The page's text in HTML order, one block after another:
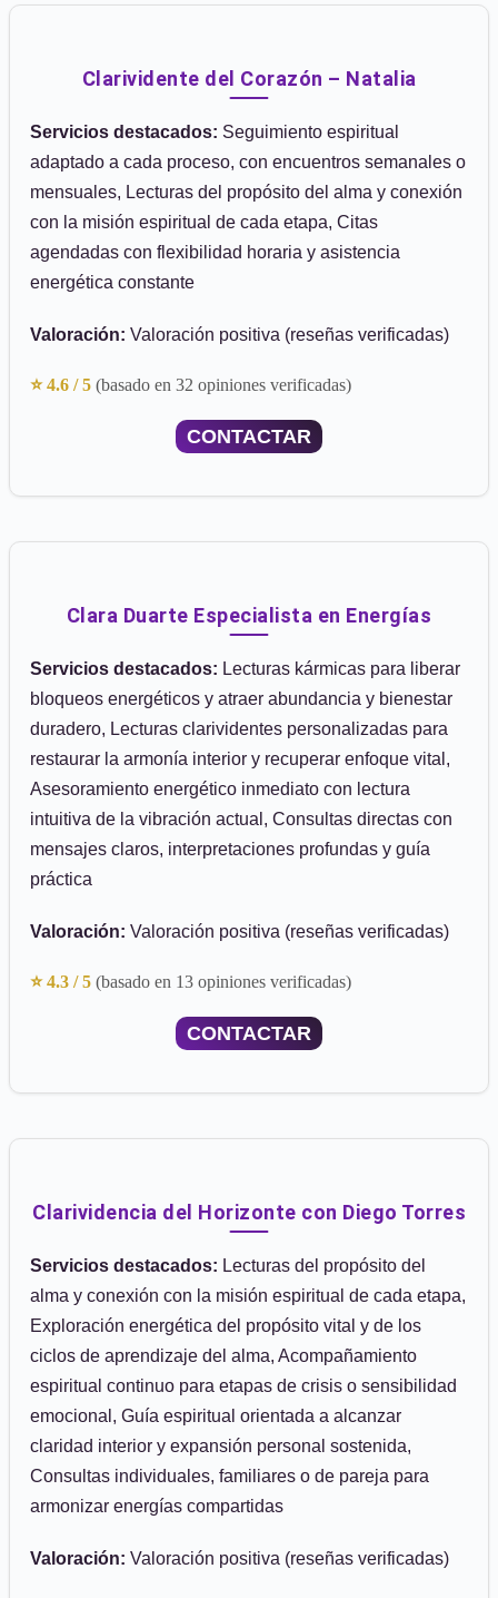
Clarividente del Corazón – Natalia
Servicios destacados: Seguimiento espiritual
adaptado a cada proceso, con encuentros semanales o
mensuales, Lecturas del propósito del alma y conexión
con la misión espiritual de cada etapa, Citas
agendadas con flexibilidad horaria y asistencia
energética constante
Valoración: Valoración positiva (reseñas verificadas)
⭐ 4.6 / 5 (basado en 32 opiniones verificadas)
CONTACTAR
Clara Duarte Especialista en Energías
Servicios destacados: Lecturas kármicas para liberar
bloqueos energéticos y atraer abundancia y bienestar
duradero, Lecturas clarividentes personalizadas para
restaurar la armonía interior y recuperar enfoque vital,
Asesoramiento energético inmediato con lectura
intuitiva de la vibración actual, Consultas directas con
mensajes claros, interpretaciones profundas y guía
práctica
Valoración: Valoración positiva (reseñas verificadas)
⭐ 4.3 / 5 (basado en 13 opiniones verificadas)
CONTACTAR
Clarividencia del Horizonte con Diego Torres
Servicios destacados: Lecturas del propósito del
alma y conexión con la misión espiritual de cada etapa,
Exploración energética del propósito vital y de los
ciclos de aprendizaje del alma, Acompañamiento
espiritual continuo para etapas de crisis o sensibilidad
emocional, Guía espiritual orientada a alcanzar
claridad interior y expansión personal sostenida,
Consultas individuales, familiares o de pareja para
armonizar energías compartidas
Valoración: Valoración positiva (reseñas verificadas)